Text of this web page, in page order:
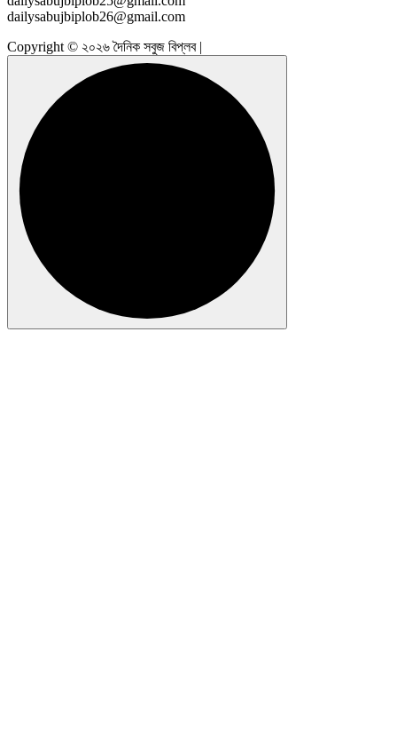
dailysabujbiplob26@gmail.com
Copyright © ২০২৬ দৈনিক সবুজ বিপ্লব |